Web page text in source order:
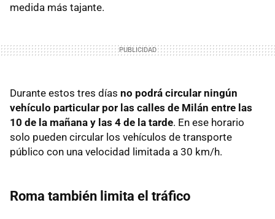
medida más tajante.
Durante estos tres días no podrá circular ningún
vehículo particular por las calles de Milán entre las
10 de la mañana y las 4 de la tarde. En ese horario
solo pueden circular los vehículos de transporte
público con una velocidad limitada a 30 km/h.
Roma también limita el tráfico